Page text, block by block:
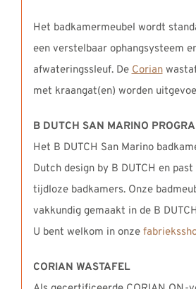
Het badkamermeubel wordt
een verstelbaar ophangsysteem
afwateringssleuf. De Corian
met kraangat(en) worden
B DUTCH SAN MARINO
Het B DUTCH San Marino
Dutch design by B DUTCH en
tijdloze badkamers. Onze
vakkundig gemaakt in de B DUTCH
U bent welkom in onze
CORIAN WASTAFEL